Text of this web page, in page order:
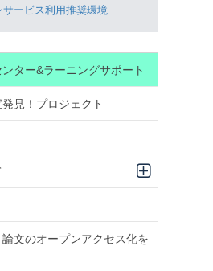
サービス利用推奨環境
ター&ラーニングサポート
見！プロジェクト
文のオープンアクセス化を